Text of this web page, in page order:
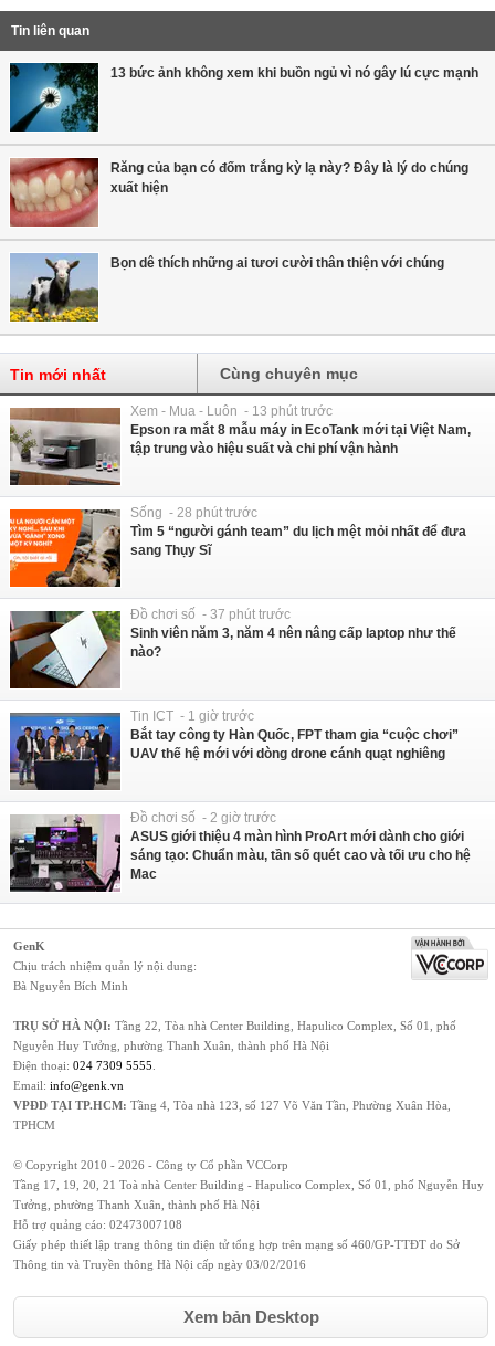
Tin liên quan
13 bức ảnh không xem khi buồn ngủ vì nó gây lú cực mạnh
Răng của bạn có đốm trắng kỳ lạ này? Đây là lý do chúng
xuất hiện
Bọn dê thích những ai tươi cười thân thiện với chúng
Tin mới nhất Cùng chuyên mục
Xem - Mua - Luôn - 13 phút trước
Epson ra mắt 8 mẫu máy in EcoTank mới tại Việt Nam,
tập trung vào hiệu suất và chi phí vận hành
Sống - 28 phút trước
Tìm 5 “người gánh team” du lịch mệt mỏi nhất để đưa
sang Thụy Sĩ
Đồ chơi số - 37 phút trước
Sinh viên năm 3, năm 4 nên nâng cấp laptop như thế
nào?
Tin ICT - 1 giờ trước
Bắt tay công ty Hàn Quốc, FPT tham gia “cuộc chơi”
UAV thế hệ mới với dòng drone cánh quạt nghiêng
Đồ chơi số - 2 giờ trước
ASUS giới thiệu 4 màn hình ProArt mới dành cho giới
sáng tạo: Chuẩn màu, tần số quét cao và tối ưu cho hệ
Mac
GenK
Chịu trách nhiệm quản lý nội dung:
Bà Nguyễn Bích Minh
TRỤ SỞ HÀ NỘI: Tầng 22, Tòa nhà Center Building, Hapulico Complex, Số 01, phố
Nguyễn Huy Tưởng, phường Thanh Xuân, thành phố Hà Nội
Điện thoại: 024 7309 5555
Email: info@genk.vn
VPĐD TẠI TP.HCM: Tầng 4, Tòa nhà 123, số 127 Võ Văn Tần, Phường Xuân Hòa,
TPHCM
© Copyright 2010 - 2026 - Công ty Cổ phần VCCorp
Tầng 17, 19, 20, 21 Toà nhà Center Building - Hapulico Complex, Số 01, phố Nguyễn Huy
Tưởng, phường Thanh Xuân, thành phố Hà Nội
Hỗ trợ quảng cáo: 02473007108
Giấy phép thiết lập trang thông tin điện tử tổng hợp trên mạng số 460/GP-TTĐT do Sở
Thông tin và Truyền thông Hà Nội cấp ngày 03/02/2016
Xem bản Desktop